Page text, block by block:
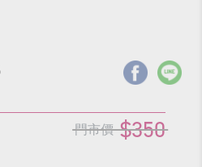
門市價 $350